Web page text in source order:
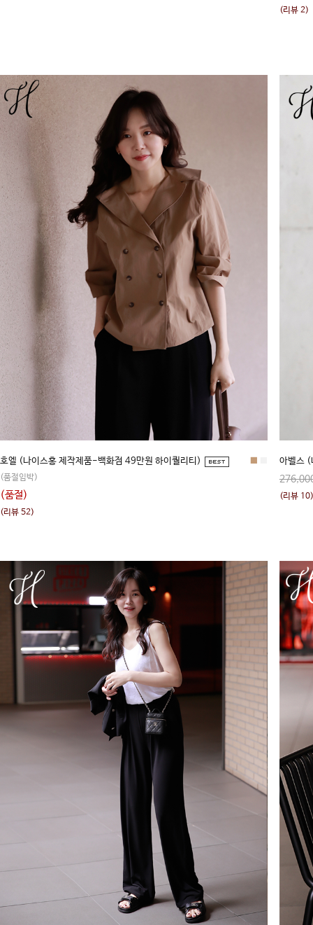
(리뷰 2)
호엘 (나이스홍 제작제품-백화점 49만원 하이퀄리티)
(품절임박)
(품절)
(리뷰 52)
아벨스
(리뷰 10)